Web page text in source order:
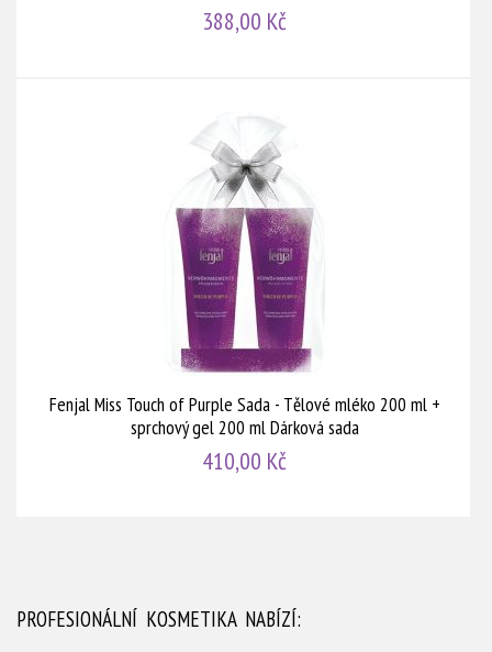
388,00 Kč
Fenjal Miss Touch of Purple Sada - Tělové mléko 200 ml +
sprchový gel 200 ml Dárková sada
410,00 Kč
PROFESIONÁLNÍ KOSMETIKA NABÍZÍ: